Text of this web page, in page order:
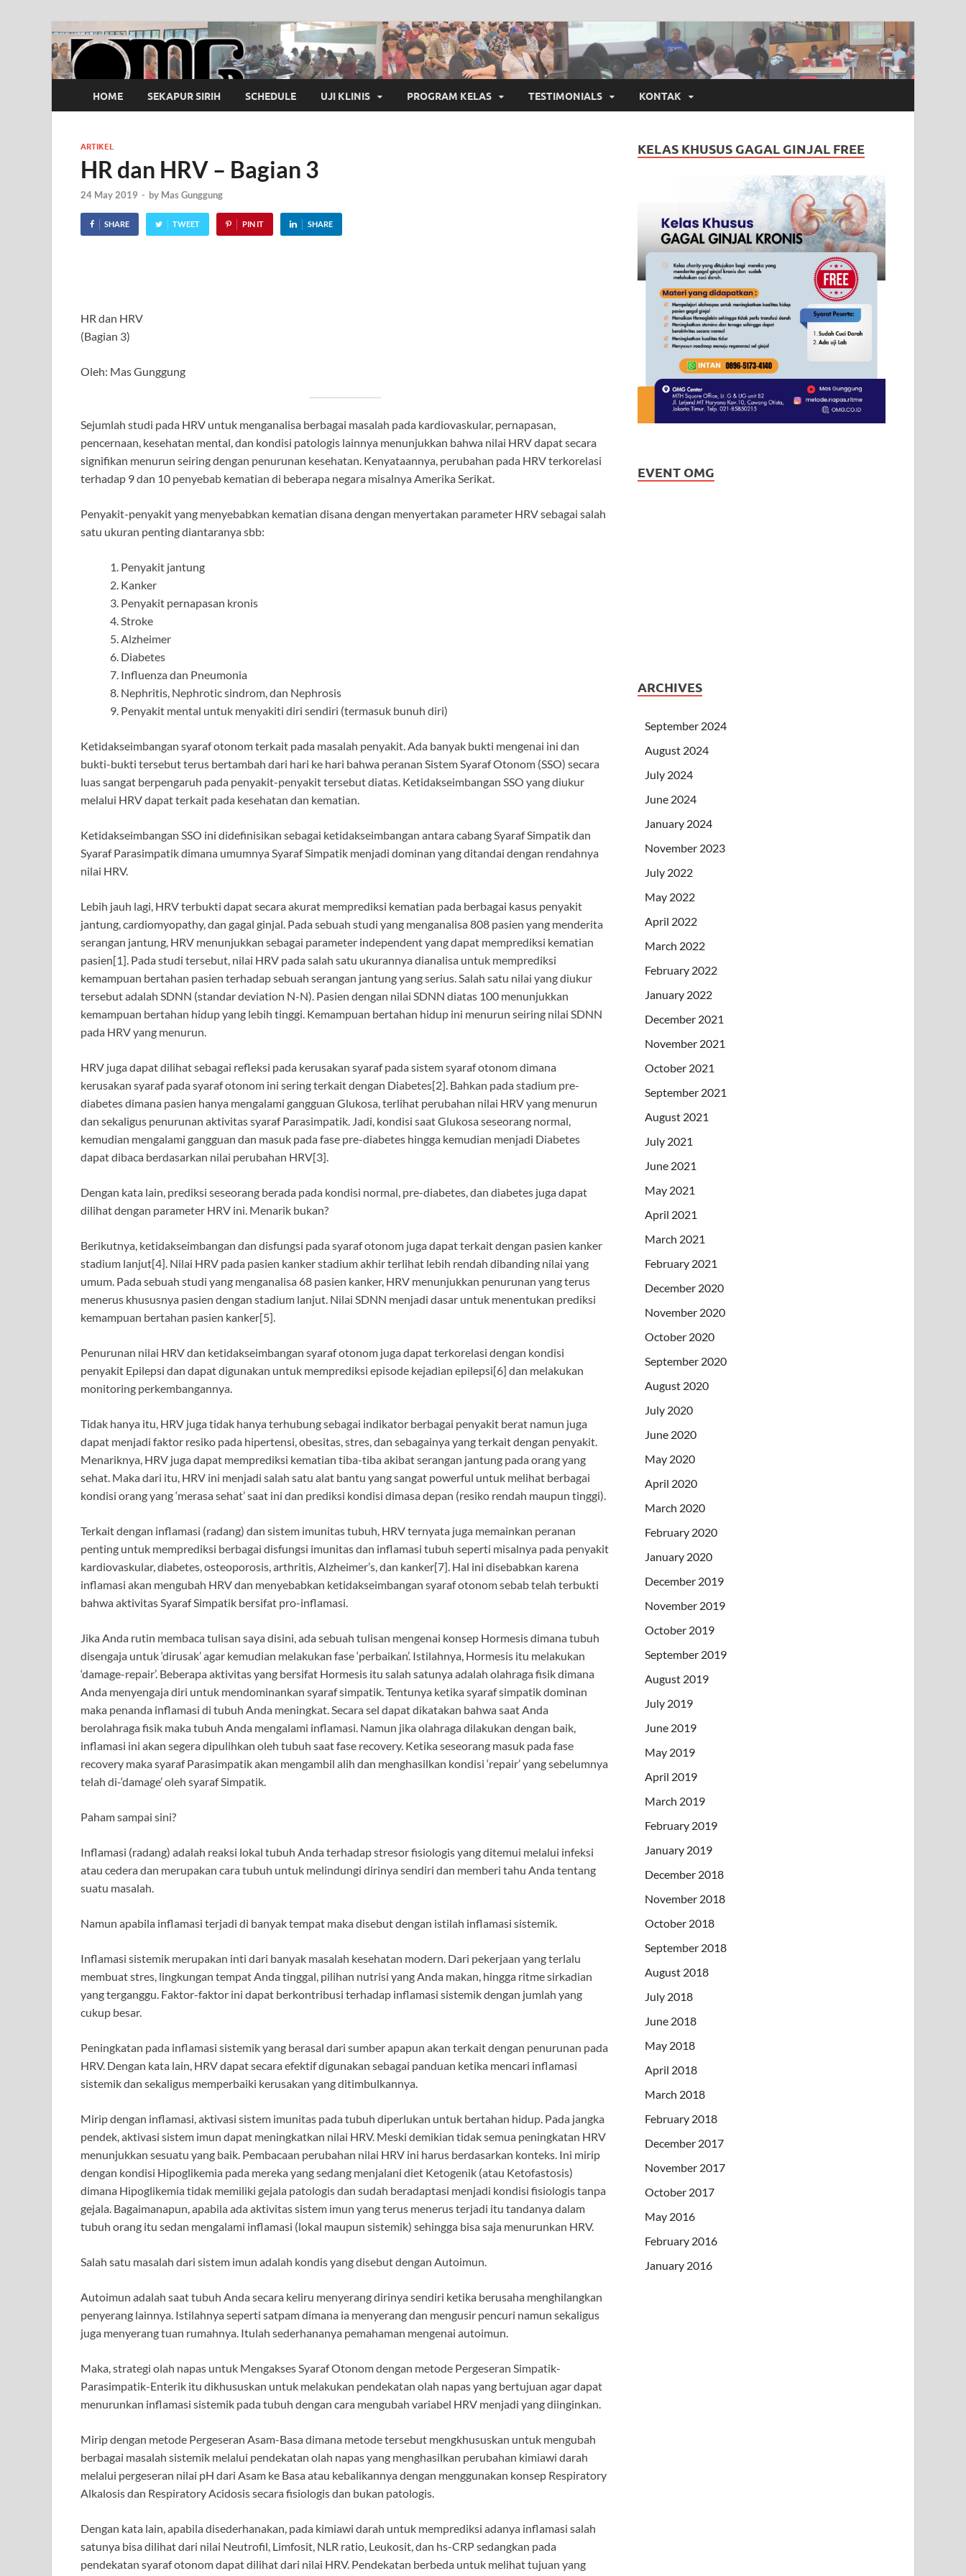
OMG
Pusat Pelatihan Olah Napas Modern
HOME SEKAPUR SIRIH SCHEDULE UJI KLINIS PROGRAM KELAS TESTIMONIALS KONTAK
ARTIKEL
HR dan HRV – Bagian 3
24 May 2019 - by Mas Gunggung
SHARE TWEET PIN IT SHARE
HR dan HRV
(Bagian 3)
Oleh: Mas Gunggung
Sejumlah studi pada HRV untuk menganalisa berbagai masalah pada kardiovaskular, pernapasan,
pencernaan, kesehatan mental, dan kondisi patologis lainnya menunjukkan bahwa nilai HRV dapat secara
signifikan menurun seiring dengan penurunan kesehatan. Kenyataannya, perubahan pada HRV terkorelasi
terhadap 9 dan 10 penyebab kematian di beberapa negara misalnya Amerika Serikat.
Penyakit-penyakit yang menyebabkan kematian disana dengan menyertakan parameter HRV sebagai salah
satu ukuran penting diantaranya sbb:
Penyakit jantung
Kanker
Penyakit pernapasan kronis
Stroke
Alzheimer
Diabetes
Influenza dan Pneumonia
Nephritis, Nephrotic sindrom, dan Nephrosis
Penyakit mental untuk menyakiti diri sendiri (termasuk bunuh diri)
Ketidakseimbangan syaraf otonom terkait pada masalah penyakit. Ada banyak bukti mengenai ini dan
bukti-bukti tersebut terus bertambah dari hari ke hari bahwa peranan Sistem Syaraf Otonom (SSO) secara
luas sangat berpengaruh pada penyakit-penyakit tersebut diatas. Ketidakseimbangan SSO yang diukur
melalui HRV dapat terkait pada kesehatan dan kematian.
Ketidakseimbangan SSO ini didefinisikan sebagai ketidakseimbangan antara cabang Syaraf Simpatik dan
Syaraf Parasimpatik dimana umumnya Syaraf Simpatik menjadi dominan yang ditandai dengan rendahnya
nilai HRV.
Lebih jauh lagi, HRV terbukti dapat secara akurat memprediksi kematian pada berbagai kasus penyakit
jantung, cardiomyopathy, dan gagal ginjal. Pada sebuah studi yang menganalisa 808 pasien yang menderita
serangan jantung, HRV menunjukkan sebagai parameter independent yang dapat memprediksi kematian
pasien[1]. Pada studi tersebut, nilai HRV pada salah satu ukurannya dianalisa untuk memprediksi
kemampuan bertahan pasien terhadap sebuah serangan jantung yang serius. Salah satu nilai yang diukur
tersebut adalah SDNN (standar deviation N-N). Pasien dengan nilai SDNN diatas 100 menunjukkan
kemampuan bertahan hidup yang lebih tinggi. Kemampuan bertahan hidup ini menurun seiring nilai SDNN
pada HRV yang menurun.
HRV juga dapat dilihat sebagai refleksi pada kerusakan syaraf pada sistem syaraf otonom dimana
kerusakan syaraf pada syaraf otonom ini sering terkait dengan Diabetes[2]. Bahkan pada stadium pre-
diabetes dimana pasien hanya mengalami gangguan Glukosa, terlihat perubahan nilai HRV yang menurun
dan sekaligus penurunan aktivitas syaraf Parasimpatik. Jadi, kondisi saat Glukosa seseorang normal,
kemudian mengalami gangguan dan masuk pada fase pre-diabetes hingga kemudian menjadi Diabetes
dapat dibaca berdasarkan nilai perubahan HRV[3].
Dengan kata lain, prediksi seseorang berada pada kondisi normal, pre-diabetes, dan diabetes juga dapat
dilihat dengan parameter HRV ini. Menarik bukan?
Berikutnya, ketidakseimbangan dan disfungsi pada syaraf otonom juga dapat terkait dengan pasien kanker
stadium lanjut[4]. Nilai HRV pada pasien kanker stadium akhir terlihat lebih rendah dibanding nilai yang
umum. Pada sebuah studi yang menganalisa 68 pasien kanker, HRV menunjukkan penurunan yang terus
menerus khususnya pasien dengan stadium lanjut. Nilai SDNN menjadi dasar untuk menentukan prediksi
kemampuan bertahan pasien kanker[5].
Penurunan nilai HRV dan ketidakseimbangan syaraf otonom juga dapat terkorelasi dengan kondisi
penyakit Epilepsi dan dapat digunakan untuk memprediksi episode kejadian epilepsi[6] dan melakukan
monitoring perkembangannya.
Tidak hanya itu, HRV juga tidak hanya terhubung sebagai indikator berbagai penyakit berat namun juga
dapat menjadi faktor resiko pada hipertensi, obesitas, stres, dan sebagainya yang terkait dengan penyakit.
Menariknya, HRV juga dapat memprediksi kematian tiba-tiba akibat serangan jantung pada orang yang
sehat. Maka dari itu, HRV ini menjadi salah satu alat bantu yang sangat powerful untuk melihat berbagai
kondisi orang yang ‘merasa sehat’ saat ini dan prediksi kondisi dimasa depan (resiko rendah maupun tinggi).
Terkait dengan inflamasi (radang) dan sistem imunitas tubuh, HRV ternyata juga memainkan peranan
penting untuk memprediksi berbagai disfungsi imunitas dan inflamasi tubuh seperti misalnya pada penyakit
kardiovaskular, diabetes, osteoporosis, arthritis, Alzheimer’s, dan kanker[7]. Hal ini disebabkan karena
inflamasi akan mengubah HRV dan menyebabkan ketidakseimbangan syaraf otonom sebab telah terbukti
bahwa aktivitas Syaraf Simpatik bersifat pro-inflamasi.
Jika Anda rutin membaca tulisan saya disini, ada sebuah tulisan mengenai konsep Hormesis dimana tubuh
disengaja untuk ‘dirusak’ agar kemudian melakukan fase ‘perbaikan’. Istilahnya, Hormesis itu melakukan
‘damage-repair’. Beberapa aktivitas yang bersifat Hormesis itu salah satunya adalah olahraga fisik dimana
Anda menyengaja diri untuk mendominankan syaraf simpatik. Tentunya ketika syaraf simpatik dominan
maka penanda inflamasi di tubuh Anda meningkat. Secara sel dapat dikatakan bahwa saat Anda
berolahraga fisik maka tubuh Anda mengalami inflamasi. Namun jika olahraga dilakukan dengan baik,
inflamasi ini akan segera dipulihkan oleh tubuh saat fase recovery. Ketika seseorang masuk pada fase
recovery maka syaraf Parasimpatik akan mengambil alih dan menghasilkan kondisi ‘repair’ yang sebelumnya
telah di-‘damage’ oleh syaraf Simpatik.
Paham sampai sini?
Inflamasi (radang) adalah reaksi lokal tubuh Anda terhadap stresor fisiologis yang ditemui melalui infeksi
atau cedera dan merupakan cara tubuh untuk melindungi dirinya sendiri dan memberi tahu Anda tentang
suatu masalah.
Namun apabila inflamasi terjadi di banyak tempat maka disebut dengan istilah inflamasi sistemik.
Inflamasi sistemik merupakan inti dari banyak masalah kesehatan modern. Dari pekerjaan yang terlalu
membuat stres, lingkungan tempat Anda tinggal, pilihan nutrisi yang Anda makan, hingga ritme sirkadian
yang terganggu. Faktor-faktor ini dapat berkontribusi terhadap inflamasi sistemik dengan jumlah yang
cukup besar.
Peningkatan pada inflamasi sistemik yang berasal dari sumber apapun akan terkait dengan penurunan pada
HRV. Dengan kata lain, HRV dapat secara efektif digunakan sebagai panduan ketika mencari inflamasi
sistemik dan sekaligus memperbaiki kerusakan yang ditimbulkannya.
Mirip dengan inflamasi, aktivasi sistem imunitas pada tubuh diperlukan untuk bertahan hidup. Pada jangka
pendek, aktivasi sistem imun dapat meningkatkan nilai HRV. Meski demikian tidak semua peningkatan HRV
menunjukkan sesuatu yang baik. Pembacaan perubahan nilai HRV ini harus berdasarkan konteks. Ini mirip
dengan kondisi Hipoglikemia pada mereka yang sedang menjalani diet Ketogenik (atau Ketofastosis)
dimana Hipoglikemia tidak memiliki gejala patologis dan sudah beradaptasi menjadi kondisi fisiologis tanpa
gejala. Bagaimanapun, apabila ada aktivitas sistem imun yang terus menerus terjadi itu tandanya dalam
tubuh orang itu sedan mengalami inflamasi (lokal maupun sistemik) sehingga bisa saja menurunkan HRV.
Salah satu masalah dari sistem imun adalah kondis yang disebut dengan Autoimun.
Autoimun adalah saat tubuh Anda secara keliru menyerang dirinya sendiri ketika berusaha menghilangkan
penyerang lainnya. Istilahnya seperti satpam dimana ia menyerang dan mengusir pencuri namun sekaligus
juga menyerang tuan rumahnya. Itulah sederhananya pemahaman mengenai autoimun.
Maka, strategi olah napas untuk Mengakses Syaraf Otonom dengan metode Pergeseran Simpatik-
Parasimpatik-Enterik itu dikhususkan untuk melakukan pendekatan olah napas yang bertujuan agar dapat
menurunkan inflamasi sistemik pada tubuh dengan cara mengubah variabel HRV menjadi yang diinginkan.
Mirip dengan metode Pergeseran Asam-Basa dimana metode tersebut mengkhususkan untuk mengubah
berbagai masalah sistemik melalui pendekatan olah napas yang menghasilkan perubahan kimiawi darah
melalui pergeseran nilai pH dari Asam ke Basa atau kebalikannya dengan menggunakan konsep Respiratory
Alkalosis dan Respiratory Acidosis secara fisiologis dan bukan patologis.
Dengan kata lain, apabila disederhanakan, pada kimiawi darah untuk memprediksi adanya inflamasi salah
satunya bisa dilihat dari nilai Neutrofil, Limfosit, NLR ratio, Leukosit, dan hs-CRP sedangkan pada
pendekatan syaraf otonom dapat dilihat dari nilai HRV. Pendekatan berbeda untuk melihat tujuan yang
KELAS KHUSUS GAGAL GINJAL FREE
EVENT OMG
ARCHIVES
September 2024
August 2024
July 2024
June 2024
January 2024
November 2023
July 2022
May 2022
April 2022
March 2022
February 2022
January 2022
December 2021
November 2021
October 2021
September 2021
August 2021
July 2021
June 2021
May 2021
April 2021
March 2021
February 2021
December 2020
November 2020
October 2020
September 2020
August 2020
July 2020
June 2020
May 2020
April 2020
March 2020
February 2020
January 2020
December 2019
November 2019
October 2019
September 2019
August 2019
July 2019
June 2019
May 2019
April 2019
March 2019
February 2019
January 2019
December 2018
November 2018
October 2018
September 2018
August 2018
July 2018
June 2018
May 2018
April 2018
March 2018
February 2018
December 2017
November 2017
October 2017
May 2016
February 2016
January 2016